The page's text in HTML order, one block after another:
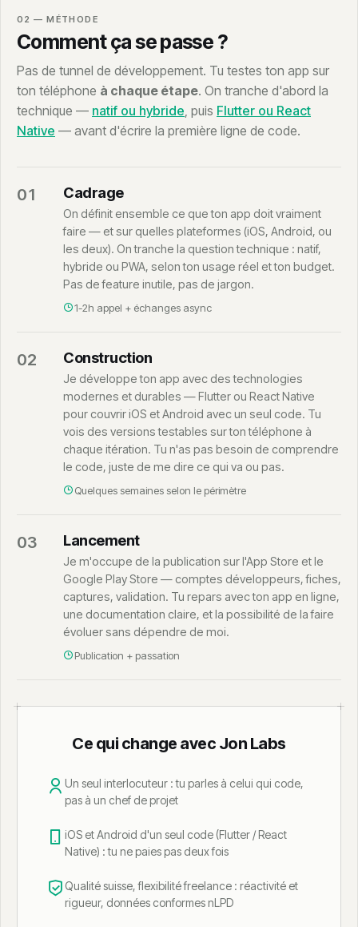
02 — MÉTHODE
Comment ça se passe ?
Pas de tunnel de développement. Tu testes ton app sur
ton téléphone à chaque étape. On tranche d'abord la
technique — natif ou hybride, puis Flutter ou React
Native — avant d'écrire la première ligne de code.
01 Cadrage
On définit ensemble ce que ton app doit vraiment
faire — et sur quelles plateformes (iOS, Android, ou
les deux). On tranche la question technique : natif,
hybride ou PWA, selon ton usage réel et ton budget.
Pas de feature inutile, pas de jargon.
1-2h appel + échanges async
02 Construction
Je développe ton app avec des technologies
modernes et durables — Flutter ou React Native
pour couvrir iOS et Android avec un seul code. Tu
vois des versions testables sur ton téléphone à
chaque itération. Tu n'as pas besoin de comprendre
le code, juste de me dire ce qui va ou pas.
Quelques semaines selon le périmètre
03 Lancement
Je m'occupe de la publication sur l'App Store et le
Google Play Store — comptes développeurs, fiches,
captures, validation. Tu repars avec ton app en ligne,
une documentation claire, et la possibilité de la faire
évoluer sans dépendre de moi.
Publication + passation
Ce qui change avec Jon Labs
Un seul interlocuteur : tu parles à celui qui code,
pas à un chef de projet
iOS et Android d'un seul code (Flutter / React
Native) : tu ne paies pas deux fois
Qualité suisse, flexibilité freelance : réactivité et
rigueur, données conformes nLPD